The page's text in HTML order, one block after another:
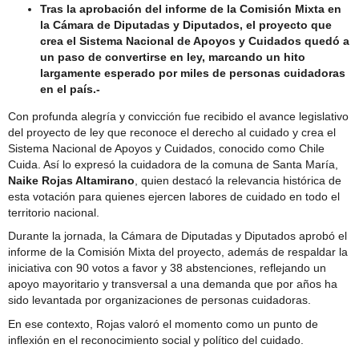
Tras la aprobación del informe de la Comisión Mixta en
la Cámara de Diputadas y Diputados, el proyecto que
crea el Sistema Nacional de Apoyos y Cuidados quedó a
un paso de convertirse en ley, marcando un hito
largamente esperado por miles de personas cuidadoras
en el país.-
Con profunda alegría y convicción fue recibido el avance legislativo
del proyecto de ley que reconoce el derecho al cuidado y crea el
Sistema Nacional de Apoyos y Cuidados, conocido como Chile
Cuida. Así lo expresó la cuidadora de la comuna de Santa María,
Naike Rojas Altamirano , quien destacó la relevancia histórica de
esta votación para quienes ejercen labores de cuidado en todo el
territorio nacional.
Durante la jornada, la Cámara de Diputadas y Diputados aprobó el
informe de la Comisión Mixta del proyecto, además de respaldar la
iniciativa con 90 votos a favor y 38 abstenciones, reflejando un
apoyo mayoritario y transversal a una demanda que por años ha
sido levantada por organizaciones de personas cuidadoras.
En ese contexto, Rojas valoró el momento como un punto de
inflexión en el reconocimiento social y político del cuidado.